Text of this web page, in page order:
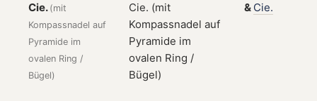
Cie. (mit
Kompassnadel auf
Pyramide im
ovalen Ring /
Bügel)
& Cie.